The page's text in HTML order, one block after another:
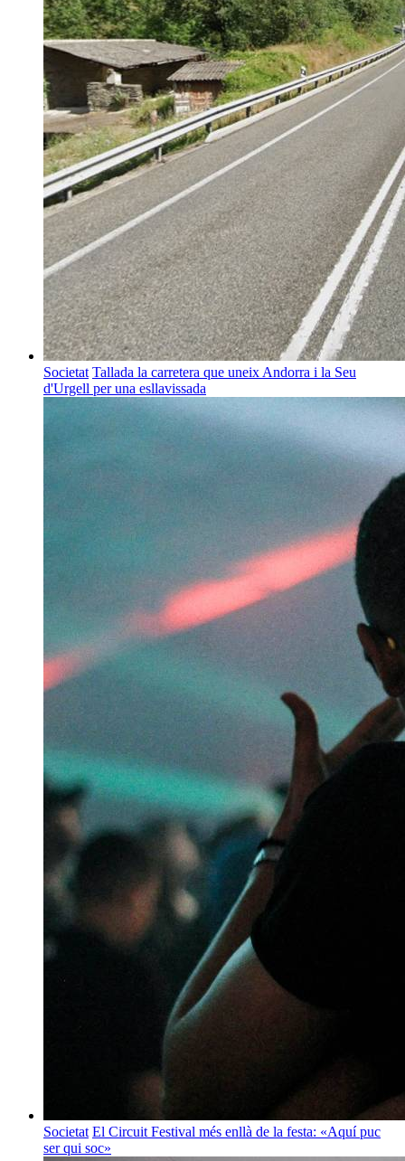
Societat Tallada la carretera que uneix Andorra i la Seu
d'Urgell per una esllavissada
Societat El Circuit Festival més enllà de la festa: «Aquí puc
ser qui soc»